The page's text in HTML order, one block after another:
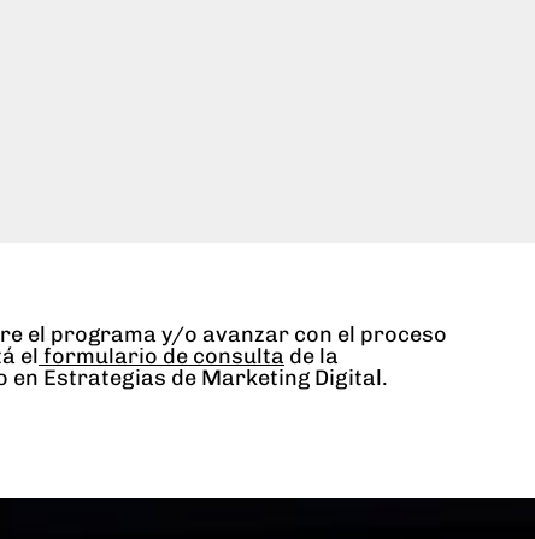
el programa y/o avanzar con el proceso
el formulario de consulta de la
en Estrategias de Marketing Digital.